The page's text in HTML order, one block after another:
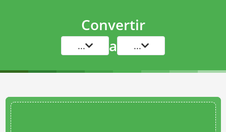
Convertir
... a ...